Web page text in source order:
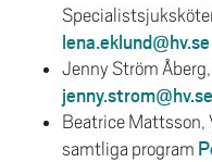
lena.eklund@hv.se
Jenny Ström
jenny.strom@hv.se
Beatrice
samtliga program